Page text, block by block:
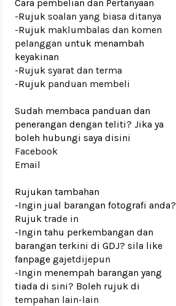
Cara pembelian dan Pertanyaan
-Rujuk soalan yang biasa ditanya
-Rujuk maklumbalas dan komen
pelanggan untuk menambah
keyakinan
-Rujuk syarat dan terma
-Rujuk panduan membeli
Sudah membaca panduan dan
penerangan dengan teliti? Jika ya
boleh hubungi saya disini
Facebook
Email
Rujukan tambahan
-Ingin jual barangan fotografi anda?
Rujuk trade in
-Ingin tahu perkembangan dan
barangan terkini di GDJ? sila like
fanpage gajetdijepun
-Ingin menempah barangan yang
tiada di sini? Boleh rujuk di
tempahan lain-lain